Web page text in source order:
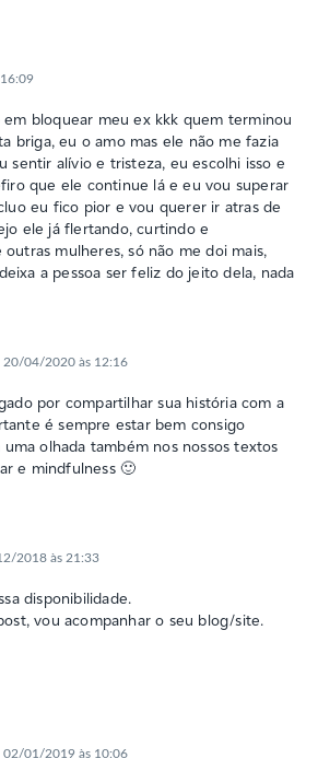
bloquear meu ex kkk quem terminou
briga, eu o amo mas ele não me fazia
sentir alívio e tristeza, eu escolhi isso e
que ele continue lá e eu vou superar
eu fico pior e vou querer ir atras de
ele já flertando, curtindo e
mulheres, só não me doi mais,
a pessoa ser feliz do jeito dela, nada
20/04/2020 às 12:16
por compartilhar sua história com a
é sempre estar bem consigo
uma olhada também nos nossos textos
e mindfulness 🙂
2018 às 21:33
disponibilidade.
vou acompanhar o seu blog/site.
02/01/2019 às 10:06